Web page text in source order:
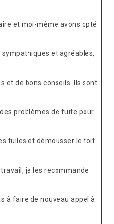
et moi-même avons opté
et agréables,
et de bons conseils. Ils sont
problèmes de fuite pour
tuiles et démousser le toit.
je les recommande
à faire de nouveau appel à